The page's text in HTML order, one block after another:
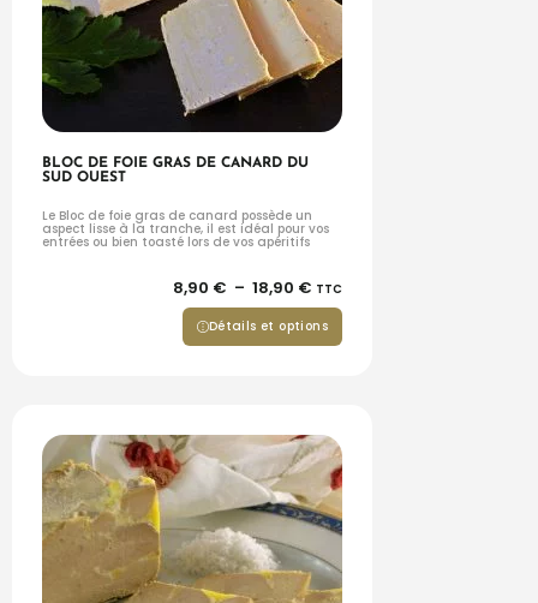
BLOC DE FOIE GRAS DE CANARD DU
SUD OUEST
Le Bloc de foie gras de canard possède un
aspect lisse à la tranche, il est idéal pour vos
entrées ou bien toasté lors de vos apéritifs
8,90 € – 18,90 € TTC
Détails et options